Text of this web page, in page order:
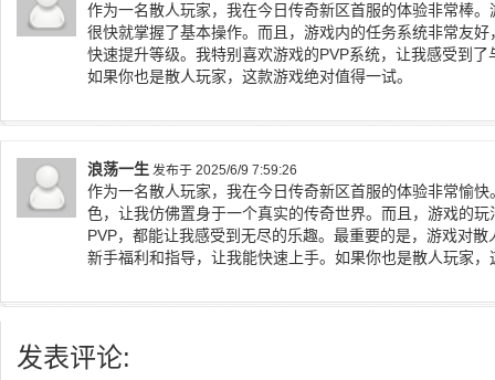
作为一名散人玩家，我在今日传奇新区首服的体验非常棒
很快就掌握了基本操作。而且，游戏内的任务系统非常友
快速提升等级。我特别喜欢游戏的PVP系统，让我感受到
如果你也是散人玩家，这款游戏绝对值得一试。
浪荡一生 发布于 2025/6/9 7:59:26
作为一名散人玩家，我在今日传奇新区首服的体验非常愉
色，让我仿佛置身于一个真实的传奇世界。而且，游戏的
PVP，都能让我感受到无尽的乐趣。最重要的是，游戏对
新手福利和指导，让我能快速上手。如果你也是散人玩家
发表评论: